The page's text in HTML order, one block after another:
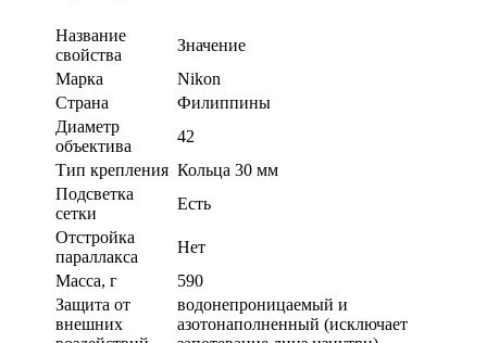
Название
свойства
Значение
Марка
Nikon
Страна
Филиппины
Диаметр
объектива
42
Тип крепления Кольца 30 мм
Подсветка
сетки
Есть
Отстройка
параллакса
Нет
Масса, г
590
Защита от
внешних
водонепроницаемый и
азотонаполненный (исключает